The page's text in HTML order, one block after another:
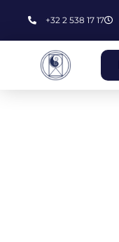
+32 2 538 17 17